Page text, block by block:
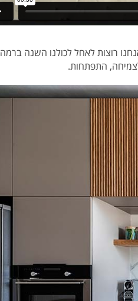
רוצות לאחל לכולנו השנה ברמה
התפתחות.